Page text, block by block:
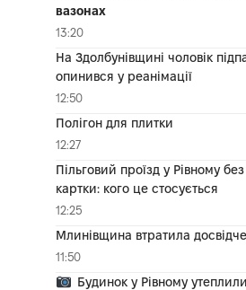
вазонах
13:20
На Здолбунівщині чоловік
опинився у реанімації
12:50
Полігон для плитки
12:27
Пільговий проїзд у Рівному
картки: кого це стосується
12:25
Млинівщина втратила
11:50
Будинок у Рівному